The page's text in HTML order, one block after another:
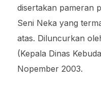
disertakan pameran
Seni Neka yang
atas. Diluncurkan
(Kepala Dinas
Nopember 2003.